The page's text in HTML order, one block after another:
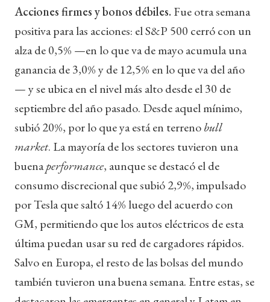
Acciones firmes y bonos débiles. Fue otra semana
positiva para las acciones: el S&P 500 cerró con un
alza de 0,5% —en lo que va de mayo acumula una
ganancia de 3,0% y de 12,5% en lo que va del año
— y se ubica en el nivel más alto desde el 30 de
septiembre del año pasado. Desde aquel mínimo,
subió 20%, por lo que ya está en terrenobull
market. La mayoría de los sectores tuvieron una
buenaperformance, aunque se destacó el de
consumo discrecional que subió 2,9%, impulsado
por Tesla que saltó 14% luego del acuerdo con
GM, permitiendo que los autos eléctricos de esta
última puedan usar su red de cargadores rápidos.
Salvo en Europa, el resto de las bolsas del mundo
también tuvieron una buena semana. Entre estas, se